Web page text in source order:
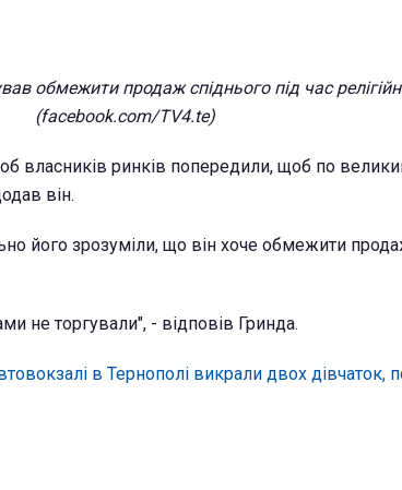
обмежити продаж спіднього під час
(facebook.com/TV4.te)
власників ринків попередили, щоб по
він.
його зрозуміли, що він хоче обмежити
не торгували", - відповів Гринда.
в Тернополі викрали двох дівчаток,